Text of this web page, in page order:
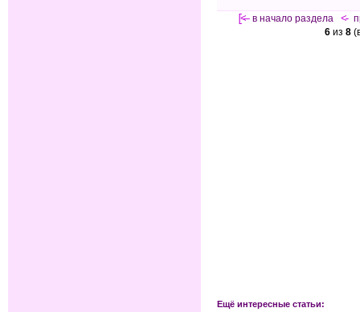
[<— в начало раздела <-
6из 8
Ещё интересные статьи: